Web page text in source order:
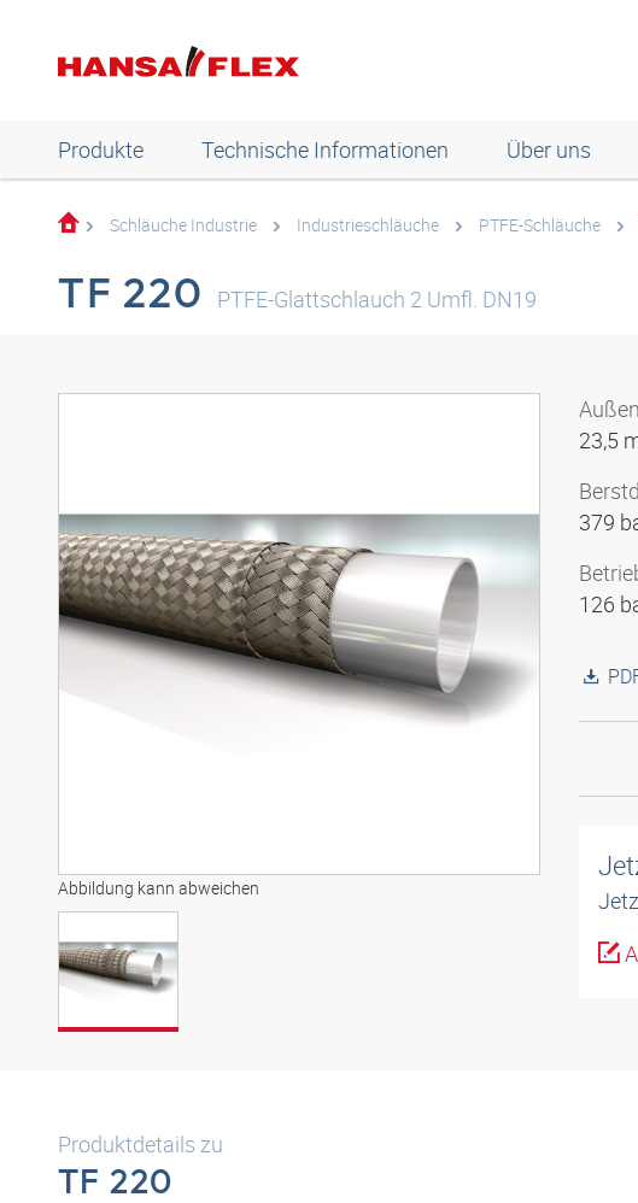
Produkte Technische Informationen Über uns
Schläuche Industrie Industrieschläuche PTFE-Schläuche
TF 220 PTFE-Glattschlauch 2 Umfl. DN19
Abbildung kann abweichen
23,5
379
126
Produktdetails zu
TF 220